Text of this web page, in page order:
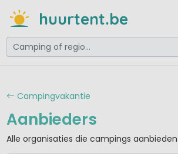
huurtent.be
Campingvakantie
Aanbieders
Alle organisaties die campings